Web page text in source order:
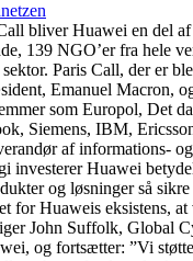
bliver Huawei en del af
139 NGO’er fra hele
Paris Call, der er
Emanuel Macron,
som Europol, Det
Siemens, IBM,
af informations- og
investerer Huawei
og løsninger så
for Huaweis eksistens,
John Suffolk, Global
og fortsætter: ”Vi